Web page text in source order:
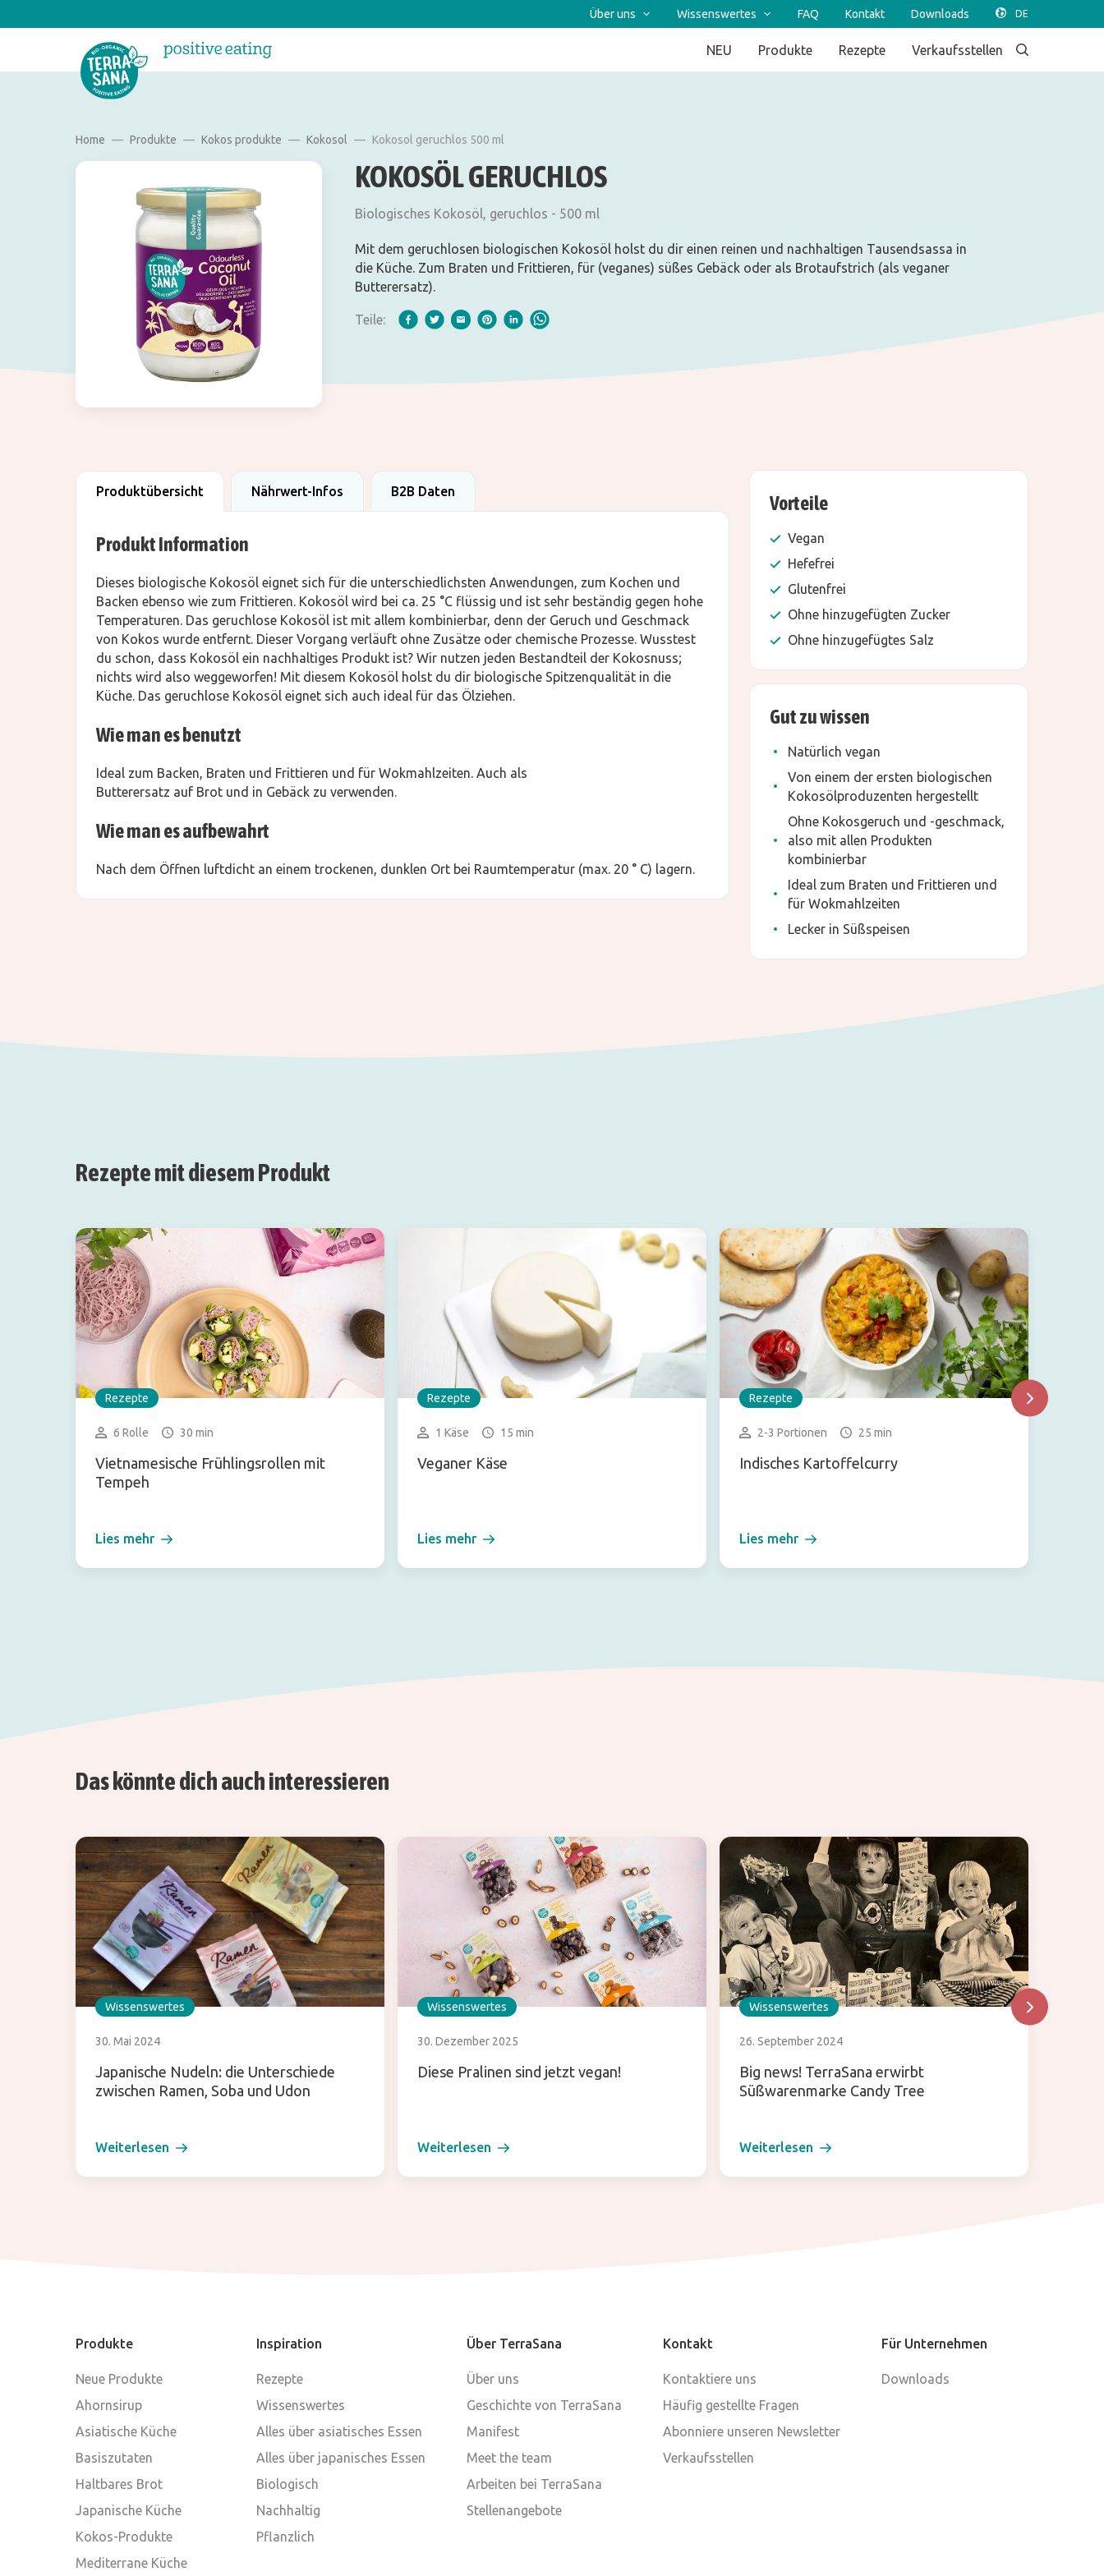
Über uns Wissenswertes FAQ Kontakt Downloads
NEU Produkte Rezepte Verkaufsstellen
Home Produkte Kokos produkte Kokosol Kokosol geruchlos 500 ml
KOKOSÖL GERUCHLOS
Biologisches Kokosöl, geruchlos - 500 ml
Mit dem geruchlosen biologischen Kokosöl holst du dir einen reinen und nachhaltigen Tausendsassa in
die Küche. Zum Braten und Frittieren, für (veganes) süßes Gebäck oder als Brotaufstrich (als veganer
Butterersatz).
Teile:
Produktübersicht Nährwert-Infos B2B Daten
Produkt Information
Dieses biologische Kokosöl eignet sich für die unterschiedlichsten Anwendungen, zum Kochen und
Backen ebenso wie zum Frittieren. Kokosöl wird bei ca. 25 °C flüssig und ist sehr beständig gegen hohe
Temperaturen. Das geruchlose Kokosöl ist mit allem kombinierbar, denn der Geruch und Geschmack
von Kokos wurde entfernt. Dieser Vorgang verläuft ohne Zusätze oder chemische Prozesse. Wusstest
du schon, dass Kokosöl ein nachhaltiges Produkt ist? Wir nutzen jeden Bestandteil der Kokosnuss;
nichts wird also weggeworfen! Mit diesem Kokosöl holst du dir biologische Spitzenqualität in die
Küche. Das geruchlose Kokosöl eignet sich auch ideal für das Ölziehen.
Wie man es benutzt
Ideal zum Backen, Braten und Frittieren und für Wokmahlzeiten. Auch als
Butterersatz auf Brot und in Gebäck zu verwenden.
Wie man es aufbewahrt
Nach dem Öffnen luftdicht an einem trockenen, dunklen Ort bei Raumtemperatur (max. 20 ° C) lagern.
Vorteile
Vegan
Hefefrei
Glutenfrei
Ohne hinzugefügten Zucker
Ohne hinzugefügtes Salz
Gut zu wissen
Natürlich vegan
Von einem der ersten biologischen
Kokosölproduzenten hergestellt
Ohne Kokosgeruch und -geschmack,
also mit allen Produkten
kombinierbar
Ideal zum Braten und Frittieren und
für Wokmahlzeiten
Lecker in Süßspeisen
Rezepte mit diesem Produkt
Rezepte
6 Rolle 30 min
Vietnamesische Frühlingsrollen mit
Tempeh
Lies mehr
Rezepte
1 Käse 15 min
Veganer Käse
Lies mehr
Rezepte
2-3 Portionen 25 min
Indisches Kartoffelcurry
Lies mehr
Das könnte dich auch interessieren
Wissenswertes
30. Mai 2024
Japanische Nudeln: die Unterschiede
zwischen Ramen, Soba und Udon
Weiterlesen
Wissenswertes
30. Dezember 2025
Diese Pralinen sind jetzt vegan!
Weiterlesen
Wissenswertes
26. September 2024
Big news! TerraSana erwirbt
Süßwarenmarke Candy Tree
Weiterlesen
Produkte
Neue Produkte
Ahornsirup
Asiatische Küche
Basiszutaten
Haltbares Brot
Japanische Küche
Kokos-Produkte
Mediterrane Küche
Inspiration
Rezepte
Wissenswertes
Alles über asiatisches Essen
Alles über japanisches Essen
Biologisch
Nachhaltig
Pflanzlich
Über TerraSana
Über uns
Geschichte von TerraSana
Manifest
Meet the team
Arbeiten bei TerraSana
Stellenangebote
Kontakt
Kontaktiere uns
Häufig gestellte Fragen
Abonniere unseren Newsletter
Verkaufsstellen
Für Unternehmen
Downloads